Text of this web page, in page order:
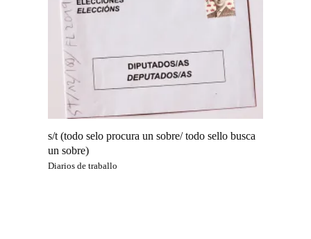
s/t (todo selo procura un sobre/ todo sello busca
un sobre)
Diarios de traballo